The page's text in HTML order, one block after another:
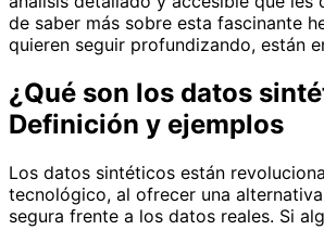
de saber más sobre esta fascinante
quieren seguir profundizando, están
¿Qué son los datos
Definición y ejemplos
Los datos sintéticos están
tecnológico, al ofrecer una
segura frente a los datos reales. Si